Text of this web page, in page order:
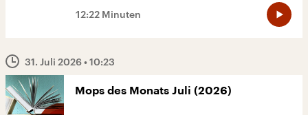
12:22 Minuten
31. Juli 2026• 10:23
Mops des Monats Juli (2026)